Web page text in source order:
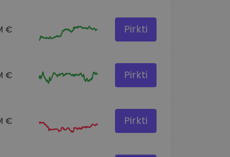
€ Pirkti
€ Pirkti
€ Pirkti